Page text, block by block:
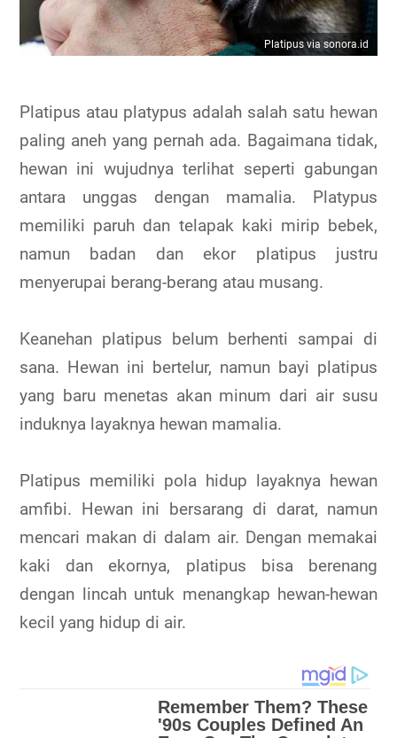
Platipus via sonora.id
Platipus atau platypus adalah salah satu hewan
paling aneh yang pernah ada. Bagaimana tidak,
hewan ini wujudnya terlihat seperti gabungan
antara unggas dengan mamalia. Platypus
memiliki paruh dan telapak kaki mirip bebek,
namun badan dan ekor platipus justru
menyerupai berang-berang atau musang.
Keanehan platipus belum berhenti sampai di
sana. Hewan ini bertelur, namun bayi platipus
yang baru menetas akan minum dari air susu
induknya layaknya hewan mamalia.
Platipus memiliki pola hidup layaknya hewan
amfibi. Hewan ini bersarang di darat, namun
mencari makan di dalam air. Dengan memakai
kaki dan ekornya, platipus bisa berenang
dengan lincah untuk menangkap hewan-hewan
kecil yang hidup di air.